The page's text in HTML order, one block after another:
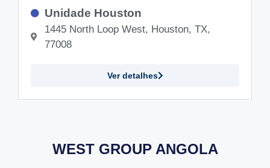
Unidade Houston
1445 North Loop West, Houston, TX,
77008
Ver detalhes
WEST GROUP ANGOLA